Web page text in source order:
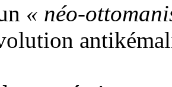
« néo-